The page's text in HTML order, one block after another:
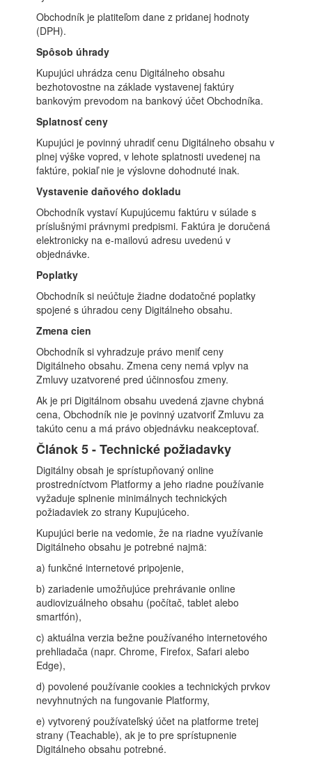
Obchodník je platiteľom dane z pridanej hodnoty
(DPH).
Spôsob úhrady
Kupujúci uhrádza cenu Digitálneho obsahu
bezhotovostne na základe vystavenej faktúry
bankovým prevodom na bankový účet Obchodníka.
Splatnosť ceny
Kupujúci je povinný uhradiť cenu Digitálneho obsahu v
plnej výške vopred, v lehote splatnosti uvedenej na
faktúre, pokiaľ nie je výslovne dohodnuté inak.
Vystavenie daňového dokladu
Obchodník vystaví Kupujúcemu faktúru v súlade s
príslušnými právnymi predpismi. Faktúra je doručená
elektronicky na e-mailovú adresu uvedenú v
objednávke.
Poplatky
Obchodník si neúčtuje žiadne dodatočné poplatky
spojené s úhradou ceny Digitálneho obsahu.
Zmena cien
Obchodník si vyhradzuje právo meniť ceny
Digitálneho obsahu. Zmena ceny nemá vplyv na
Zmluvy uzatvorené pred účinnosťou zmeny.
Ak je pri Digitálnom obsahu uvedená zjavne chybná
cena, Obchodník nie je povinný uzatvoriť Zmluvu za
takúto cenu a má právo objednávku neakceptovať.
Článok 5 - Technické požiadavky
Digitálny obsah je sprístupňovaný online
prostredníctvom Platformy a jeho riadne používanie
vyžaduje splnenie minimálnych technických
požiadaviek zo strany Kupujúceho.
Kupujúci berie na vedomie, že na riadne využívanie
Digitálneho obsahu je potrebné najmä:
a) funkčné internetové pripojenie,
b) zariadenie umožňujúce prehrávanie online
audiovizuálneho obsahu (počítač, tablet alebo
smartfón),
c) aktuálna verzia bežne používaného internetového
prehliadača (napr. Chrome, Firefox, Safari alebo
Edge),
d) povolené používanie cookies a technických prvkov
nevyhnutných na fungovanie Platformy,
e) vytvorený používateľský účet na platforme tretej
strany (Teachable), ak je to pre sprístupnenie
Digitálneho obsahu potrebné.